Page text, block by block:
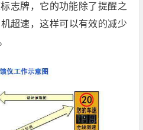
志牌，它的功能除了提醒之
超速，这样可以有效的减少